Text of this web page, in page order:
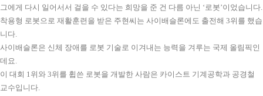
착용형 로봇으로 재활훈련을 받은 주현씨는 사이배슬론에도 출전해 3위를 했습
니다.
사이배슬론은 신체 장애를 로봇 기술로 이겨내는 능력을 겨루는 국제 올림픽인
데요.
이 대회 1위와 3위를 휩쓴 로봇을 개발한 사람은 카이스트 기계공학과 공경철
교수입니다.